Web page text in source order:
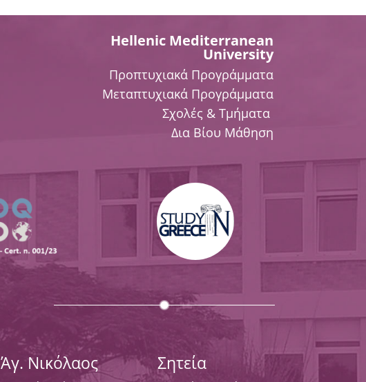
Hellenic Mediterranean
University
Προπτυχιακά Προγράμματα
Μεταπτυχιακά Προγράμματα
Σχολές & Τμήματα
Δια Βίου Μάθηση
Άγ. Νικόλαος Σητεία